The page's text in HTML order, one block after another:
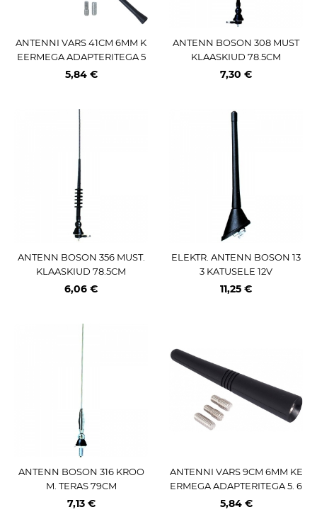
ANTENNI VARS 41CM 6MM K
EERMEGA ADAPTERITEGA 5
MM JA 6MM CARMOTION
5,84 €
ANTENN BOSON 308 MUST
KLAASKIUD 78.5CM
7,30 €
ANTENN BOSON 356 MUST.
KLAASKIUD 78.5CM
6,06 €
ELEKTR. ANTENN BOSON 13
3 KATUSELE 12V
11,25 €
ANTENN BOSON 316 KROO
M. TERAS 79CM
7,13 €
ANTENNI VARS 9CM 6MM KE
ERMEGA ADAPTERITEGA 5. 6
JA 7MM CARMOTION
5,84 €